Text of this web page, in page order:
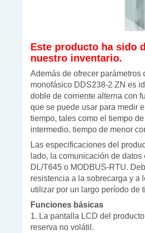
Este producto ha sido
nuestro inventario.
Además de ofrecer
monofásico DDS238-2 ZN es
doble de corriente alterna con
que se puede usar para medir
tiempo, tales como el tiempo
intermedio, tiempo de menor
Las especificaciones del
lado, la comunicación de
DL/T645 o MODBUS-RTU.
resistencia a la sobrecarga y a
utilizar por un largo período de
Funciones básicas
1. La pantalla LCD del
reserva no volátil.